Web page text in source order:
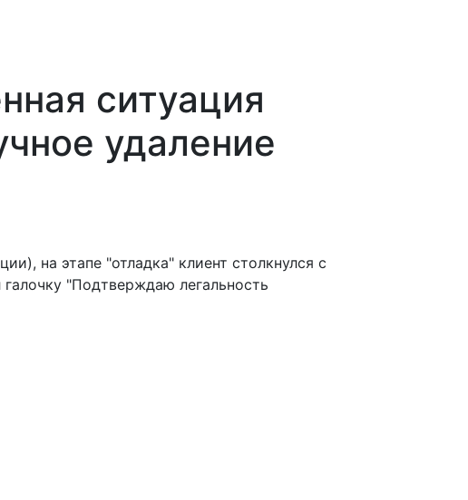
ситуация
удаление
на этапе "отладка" клиент столкнулся с
"Подтверждаю легальность